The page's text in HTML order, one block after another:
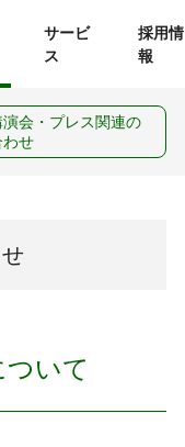
サービ
ス
採用情
報
いて
会・プレス関連の
わせ